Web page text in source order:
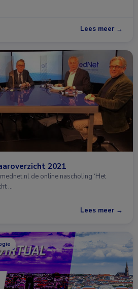
Lees meer →
2021
de online nascholing ‘Het
…
Lees meer →